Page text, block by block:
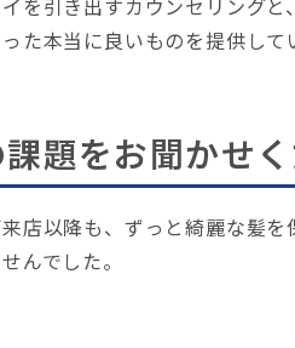
を引き出すカウンセリングと
た本当に良いものを提供して
題をお聞かせ
店以降も、ずっと綺麗な髪
んでした。